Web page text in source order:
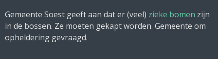
Gemeente Soest geeft aan dat er (veel) zieke bomen zijn
in de bossen. Ze moeten gekapt worden. Gemeente om
opheldering gevraagd.